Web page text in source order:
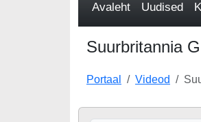
Avaleht Uudised
Suurbritannia
Portaal Videod